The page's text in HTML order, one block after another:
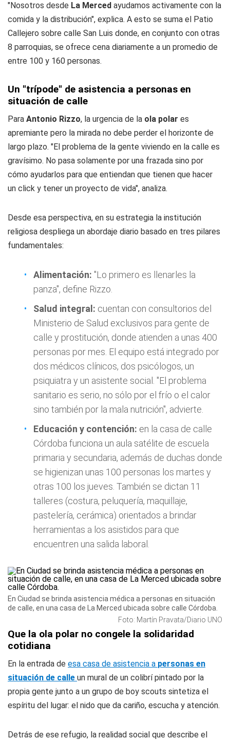
"Nosotros desde La Merced ayudamos activamente con la
comida y la distribución", explica. A esto se suma el Patio
Callejero sobre calle San Luis donde, en conjunto con otras
8 parroquias, se ofrece cena diariamente a un promedio de
entre 100 y 160 personas.
Un "trípode" de asistencia a personas en
situación de calle
Para Antonio Rizzo, la urgencia de la ola polar es
apremiante pero la mirada no debe perder el horizonte de
largo plazo. "El problema de la gente viviendo en la calle es
gravísimo. No pasa solamente por una frazada sino por
cómo ayudarlos para que entiendan que tienen que hacer
un click y tener un proyecto de vida", analiza.
Desde esa perspectiva, en su estrategia la institución
religiosa despliega un abordaje diario basado en tres pilares
fundamentales:
Alimentación: "Lo primero es llenarles la
panza", define Rizzo.
Salud integral: cuentan con consultorios del
Ministerio de Salud exclusivos para gente de
calle y prostitución, donde atienden a unas 400
personas por mes. El equipo está integrado por
dos médicos clínicos, dos psicólogos, un
psiquiatra y un asistente social. "El problema
sanitario es serio, no sólo por el frío o el calor
sino también por la mala nutrición", advierte.
Educación y contención: en la casa de calle
Córdoba funciona un aula satélite de escuela
primaria y secundaria, además de duchas donde
se higienizan unas 100 personas los martes y
otras 100 los jueves. También se dictan 11
talleres (costura, peluquería, maquillaje,
pastelería, cerámica) orientados a brindar
herramientas a los asistidos para que
encuentren una salida laboral.
En Ciudad se brinda asistencia médica a personas en situación
de calle, en una casa de La Merced ubicada sobre calle Córdoba.
Foto: Martín Pravata/Diario UNO
Que la ola polar no congele la solidaridad
cotidiana
En la entrada de esa casa de asistencia a personas en
situación de calle un mural de un colibrí pintado por la
propia gente junto a un grupo de boy scouts sintetiza el
espíritu del lugar: el nido que da cariño, escucha y atención.
Detrás de ese refugio, la realidad social que describe el